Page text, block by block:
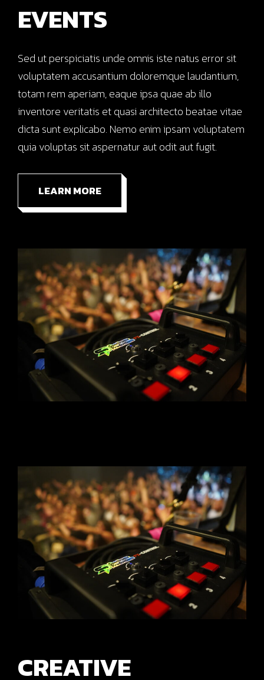
EVENTS
Sed ut perspiciatis unde omnis iste natus error sit
voluptatem accusantium doloremque laudantium,
totam rem aperiam, eaque ipsa quae ab illo
inventore veritatis et quasi architecto beatae vitae
dicta sunt explicabo. Nemo enim ipsam voluptatem
quia voluptas sit aspernatur aut odit aut fugit.
LEARN MORE
CREATIVE